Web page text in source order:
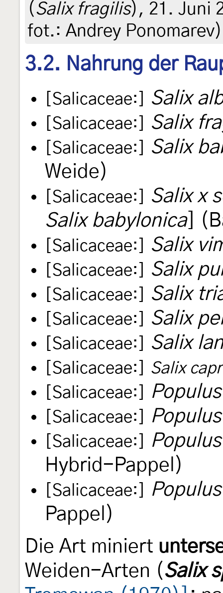
( Salix fragilis), 21. Juni
fot.: Andrey Ponomarev)
3.2. Nahrung der
[Salicaceae:] Salix
[Salicaceae:] Salix
[Salicaceae:]
Salix
Weide)
[Salicaceae:]
Salix x
Salix babylonica]
[Salicaceae:] Salix
[Salicaceae:] Salix
[Salicaceae:] Salix
[Salicaceae:] Salix
[Salicaceae:] Salix
[Salicaceae:]
Salix
[Salicaceae:]
[Salicaceae:]
[Salicaceae:]
Hybrid-Pappel)
[Salicaceae:]
Pappel)
Die Art miniert
Weiden-Arten (Salix